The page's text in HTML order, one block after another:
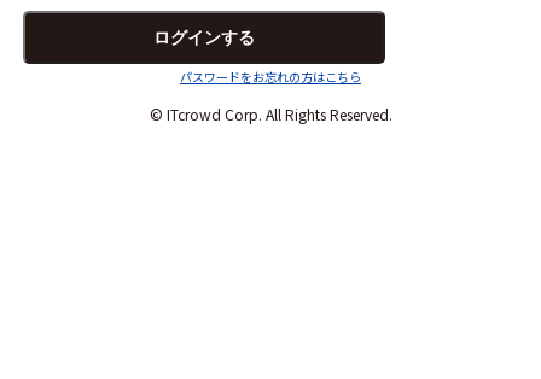
パスワードをお忘れの方はこちら
© ITcrowd Corp. All Rights Reserved.